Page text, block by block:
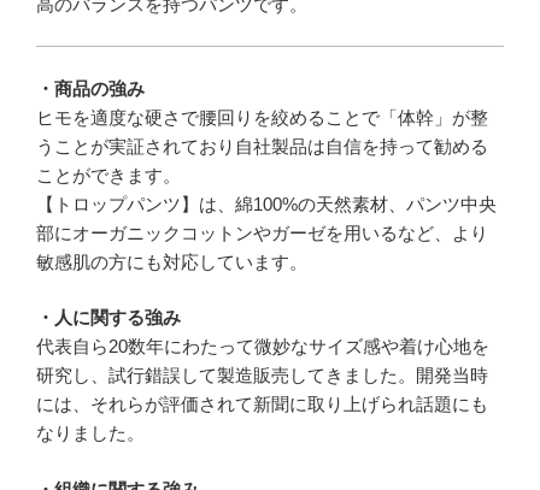
・商品の強み
ヒモを適度な硬さで腰回りを絞めることで「体幹」が整
うことが実証されており自社製品は自信を持って勧める
ことができます。
【トロップパンツ】は、綿100%の天然素材、パンツ中央
部にオーガニックコットンやガーゼを用いるなど、より
敏感肌の方にも対応しています。
・人に関する強み
代表自ら20数年にわたって微妙なサイズ感や着け心地を
研究し、試行錯誤して製造販売してきました。開発当時
には、それらが評価されて新聞に取り上げられ話題にも
なりました。